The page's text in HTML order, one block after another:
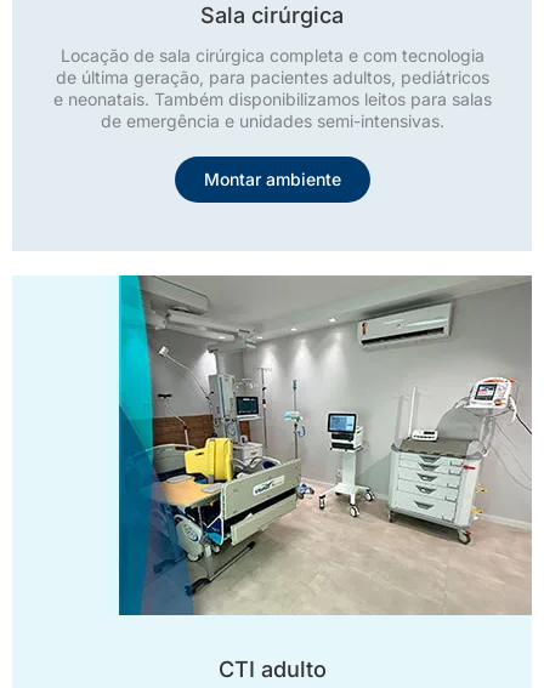
Sala cirúrgica
Locação de sala cirúrgica completa e com tecnologia
de última geração, para pacientes adultos, pediátricos
e neonatais. Também disponibilizamos leitos para salas
de emergência e unidades semi-intensivas.
Montar ambiente
CTI adulto